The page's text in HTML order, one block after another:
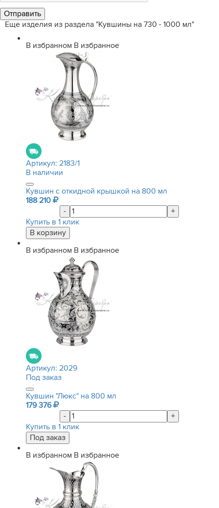
Еще изделия из раздела "Кувшины на 730 - 1000 мл"
В избранном В избранное
Артикул: 2183/1
В наличии
Кувшин с откидной крышкой на 800 мл
188 210
-
+
Купить в 1 клик
В избранном В избранное
Артикул: 2029
Под заказ
Кувшин "Люкс" на 800 мл
179 376
-
+
Купить в 1 клик
В избранном В избранное